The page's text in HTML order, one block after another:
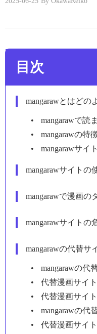
目次
mangarawとはどの
mangarawで読
mangarawの特
mangarawサイ
mangarawサイトの
mangarawで漫画
mangarawサイトの
mangarawの代替サ
mangarawの代
代替漫画サイト
代替漫画サイ
mangarawの代
代替漫画サイ